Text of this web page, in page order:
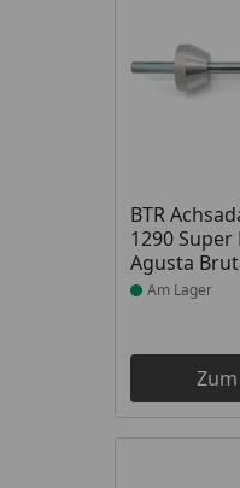
BTR
1290
Agusta
Produkt
Am Lager